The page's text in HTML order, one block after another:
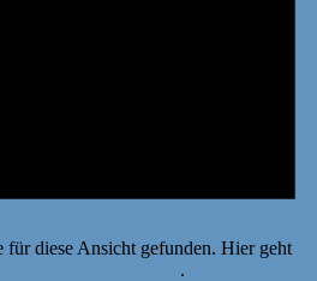
für diese Ansicht gefunden. Hier geht
.